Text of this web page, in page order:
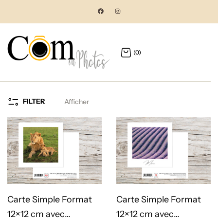
(0)
FILTER Afficher
Carte Simple Format
12×12 cm avec
Carte Simple Format
12×12 cm avec